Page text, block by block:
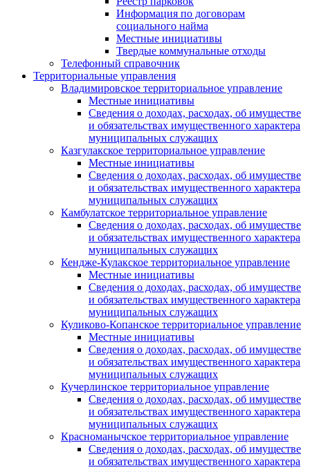
Информация по договорам
социального найма
Местные инициативы
Твердые коммунальные отходы
Телефонный справочник
Территориальные управления
Владимировское территориальное управление
Местные инициативы
Сведения о доходах, расходах, об имуществе
и обязательствах имущественного характера
муниципальных служащих
Казгулакское территориальное управление
Местные инициативы
Сведения о доходах, расходах, об имуществе
и обязательствах имущественного характера
муниципальных служащих
Камбулатское территориальное управление
Сведения о доходах, расходах, об имуществе
и обязательствах имущественного характера
муниципальных служащих
Кендже-Кулакское территориальное управление
Местные инициативы
Сведения о доходах, расходах, об имуществе
и обязательствах имущественного характера
муниципальных служащих
Куликово-Копанское территориальное управление
Местные инициативы
Сведения о доходах, расходах, об имуществе
и обязательствах имущественного характера
муниципальных служащих
Кучерлинское территориальное управление
Сведения о доходах, расходах, об имуществе
и обязательствах имущественного характера
муниципальных служащих
Красноманычское территориальное управление
Сведения о доходах, расходах, об имуществе
и обязательствах имущественного характера